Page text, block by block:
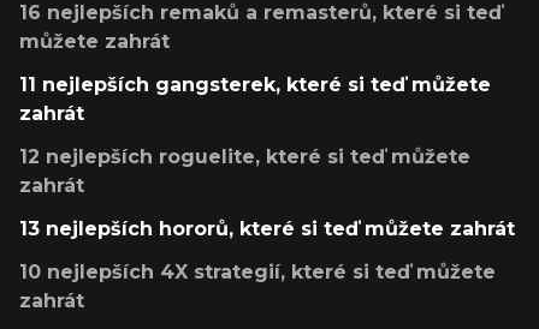
16 nejlepších remaků a remasterů, které si teď
můžete zahrát
11 nejlepších gangsterek, které si teď můžete
zahrát
12 nejlepších roguelite, které si teď můžete
zahrát
13 nejlepších hororů, které si teď můžete zahrát
10 nejlepších 4X strategií, které si teď můžete
zahrát